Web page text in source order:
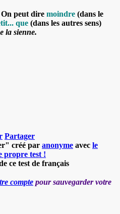
On peut dire moindre (dans le
que (dans les autres sens)
la sienne.
Partager
créé par anonyme avec le
propre test !
ce test de français
compte pour sauvegarder votre